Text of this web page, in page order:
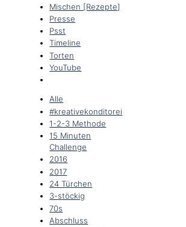
Mischen [Rezepte]
Presse
Psst
Timeline
Torten
YouTube
Alle
#kreativekonditorei
1-2-3 Methode
15 Minuten
Challenge
2016
2017
24 Türchen
3-stöckig
70s
Abschluss